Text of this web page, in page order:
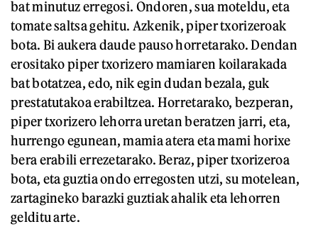
bat minutuz erregosi. Ondoren, sua moteldu, eta
tomate saltsa gehitu. Azkenik, piper txorizeroak
bota. Bi aukera daude pauso horretarako. Dendan
erositako piper txorizero mamiaren koilarakada
bat botatzea, edo, nik egin dudan bezala, guk
prestatutakoa erabiltzea. Horretarako, bezperan,
piper txorizero lehorra uretan beratzen jarri, eta,
hurrengo egunean, mamia atera eta mami horixe
bera erabili errezetarako. Beraz, piper txorizeroa
bota, eta guztia ondo erregosten utzi, su motelean,
zartagineko barazki guztiak ahalik eta lehorren
gelditu arte.